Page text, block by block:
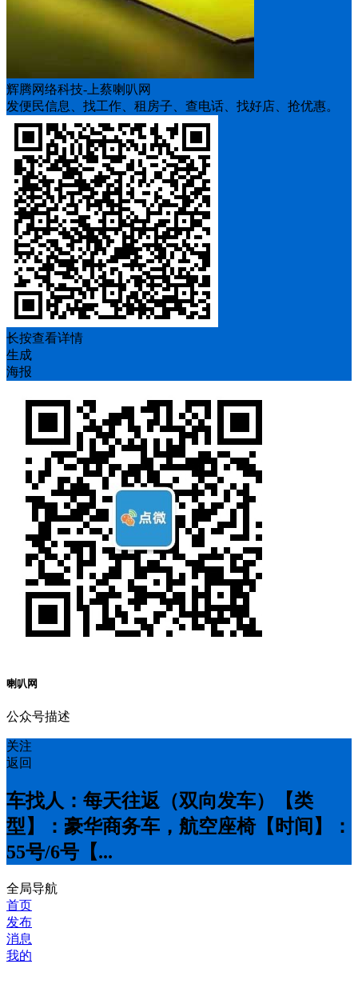
辉腾网络科技-上蔡喇叭网
发便民信息、找工作、租房子、查电话、找好店、抢优惠。
长按查看详情
生成
海报
喇叭网
公众号描述
关注
返回
车找人：每天往返（双向发车）【类
型】：豪华商务车，航空座椅【时间】：
5️5号/6号【...
全局导航
首页
发布
消息
我的